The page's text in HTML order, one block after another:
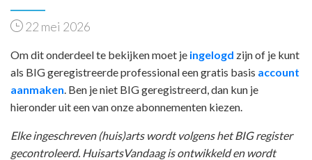
22 mei 2026
Om dit onderdeel te bekijken moet je ingelogd zijn of je kunt
als BIG geregistreerde professional een gratis basis account
aanmaken . Ben je niet BIG geregistreerd, dan kun je
hieronder uit een van onze abonnementen kiezen.
Elke ingeschreven (huis)arts wordt volgens het BIG register
gecontroleerd. HuisartsVandaag is ontwikkeld en wordt